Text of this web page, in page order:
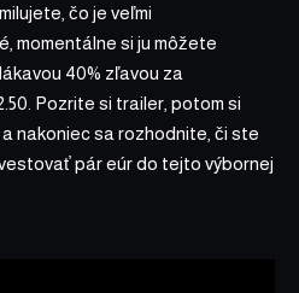
čo je veľmi
momentálne si ju môžete
40% zľavou za
Pozrite si trailer, potom si
nakoniec sa rozhodnite, či ste
pár eúr do tejto výbornej